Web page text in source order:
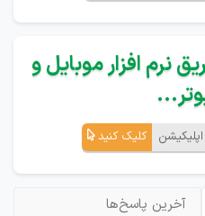
نرم افزار موبایل و
کلیک کنید
آخرین پاسخ‌ها